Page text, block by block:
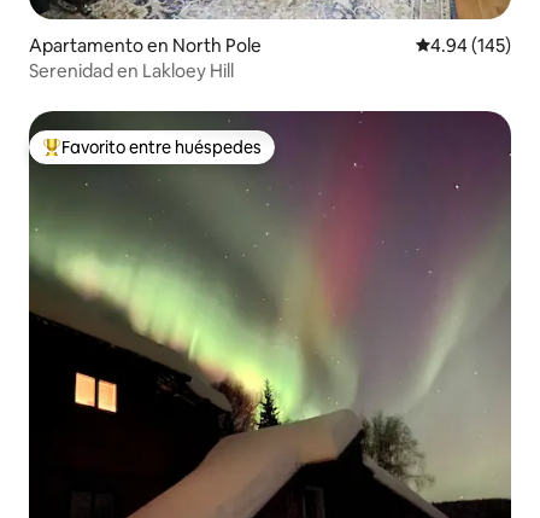
Apartamento en North Pole Calificación
4.94 (145)
Serenidad en Lakloey Hill
Favorito entre huéspedes preferido
Favorito entre huéspedes